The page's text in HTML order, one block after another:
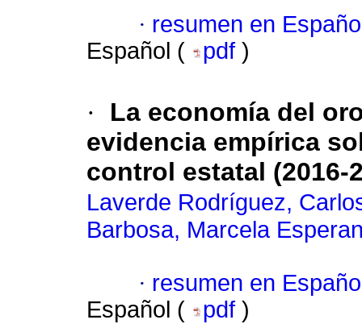
· resumen en
Español (
pdf )
·
La economía del
evidencia empírica
control estatal (2016-
Laverde Rodríguez,
Barbosa, Marcela
· resumen en
Español (
pdf )